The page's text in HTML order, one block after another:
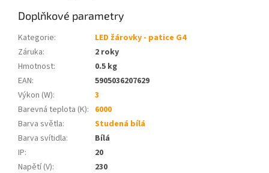
Doplňkové parametry
Kategorie:
LED žárovky - patice G4
Záruka:
2 roky
Hmotnost:
0.5 kg
EAN:
5905036207629
Výkon (W):
3
Barevná teplota (K): 6000
Barva světla:
Studená bílá
Barva svítidla:
Bílá
IP:
20
Napětí (V):
230